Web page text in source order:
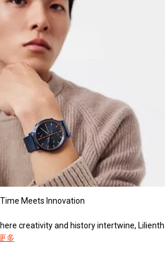
Meets Innovation
creativity and history intertwine,
多